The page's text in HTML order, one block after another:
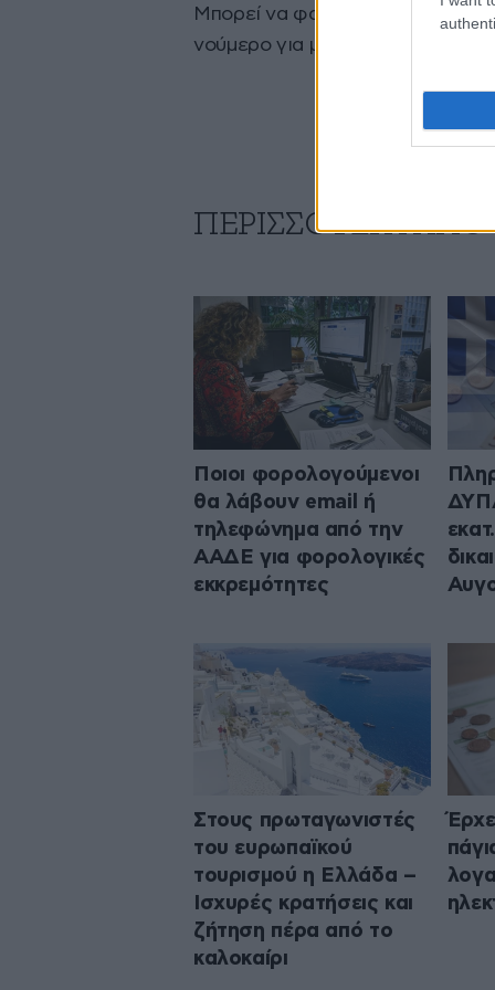
Μπορεί να φαντάζει μεγάλο
νούμερο για μελλοντική
ΠΕΡΙΣΣΟΤΕΡΑ
Ποιοι φορολογούμενοι
θα λάβουν email ή
τηλεφώνημα από την
ΑΑΔΕ για φορολογικές
εκκρεμότητες
Στους πρωταγωνιστές
του ευρωπαϊκού
τουρισμού η Ελλάδα –
Ισχυρές κρατήσεις και
ζήτηση πέρα από το
καλοκαίρι